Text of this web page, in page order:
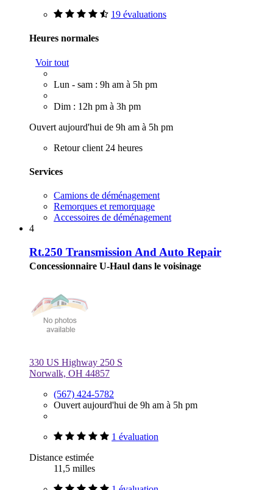
19 évaluations
Heures normales
Voir tout
Lun - sam : 9h am à 5h pm
Dim : 12h pm à 3h pm
Ouvert aujourd'hui de 9h am à 5h pm
Retour client 24 heures
Services
Camions de déménagement
Remorques et remorquage
Accessoires de déménagement
4
Rt.250 Transmission And Auto Repair
Concessionnaire U-Haul dans le voisinage
330 US Highway 250 S
Norwalk, OH 44857
(567) 424-5782
Ouvert aujourd'hui de 9h am à 5h pm
1 évaluation
Distance estimée
11,5 milles